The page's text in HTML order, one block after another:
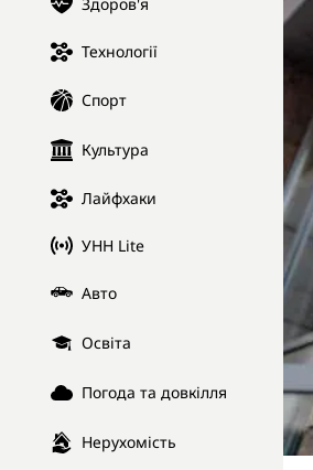
Технології
Спорт
Культура
Лайфхаки
УНН Lite
Авто
Освіта
Погода та довкілля
Нерухомість